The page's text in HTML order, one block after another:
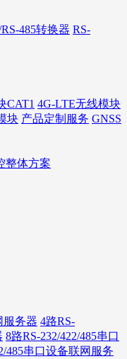
485转换器 RS-
CAT1 4G-LTE无线模块
块 产品定制服务 GNSS
整体方案
服务器 4路RS-
8路RS-232/422/485串口
485串口设备联网服务